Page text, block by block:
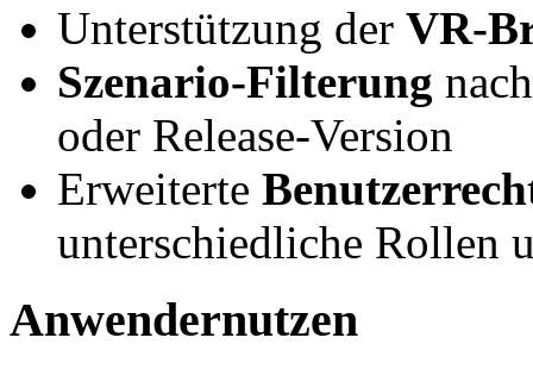
Unterstützung der VR-
Szenario-Filterung
oder Release-Version
Erweiterte
unterschiedliche Rollen
Anwendernutzen